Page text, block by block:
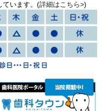
ています。(詳細はこちら>)